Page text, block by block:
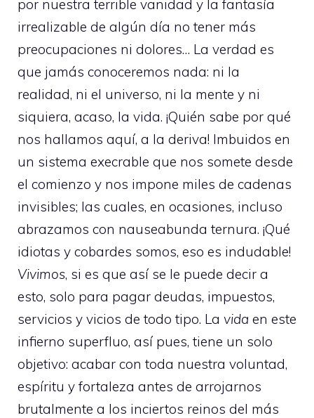
por nuestra terrible vanidad y la fantasía
irrealizable de algún día no tener más
preocupaciones ni dolores… La verdad es
que jamás conoceremos nada: ni la
realidad, ni el universo, ni la mente y ni
siquiera, acaso, la vida. ¡Quién sabe por qué
nos hallamos aquí, a la deriva! Imbuidos en
un sistema execrable que nos somete desde
el comienzo y nos impone miles de cadenas
invisibles; las cuales, en ocasiones, incluso
abrazamos con nauseabunda ternura. ¡Qué
idiotas y cobardes somos, eso es indudable!
Vivimos, si es que así se le puede decir a
esto, solo para pagar deudas, impuestos,
servicios y vicios de todo tipo. La vida en este
infierno superfluo, así pues, tiene un solo
objetivo: acabar con toda nuestra voluntad,
espíritu y fortaleza antes de arrojarnos
brutalmente a los inciertos reinos del más